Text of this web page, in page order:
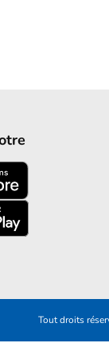
Tout droits